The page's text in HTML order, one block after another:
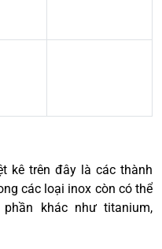
kê trên đây là các thành
các loại inox còn có thể
khác như titanium,